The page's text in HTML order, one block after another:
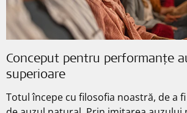
Conceput pentru performanțe
superioare
Totul începe cu filosofia noastră, de a